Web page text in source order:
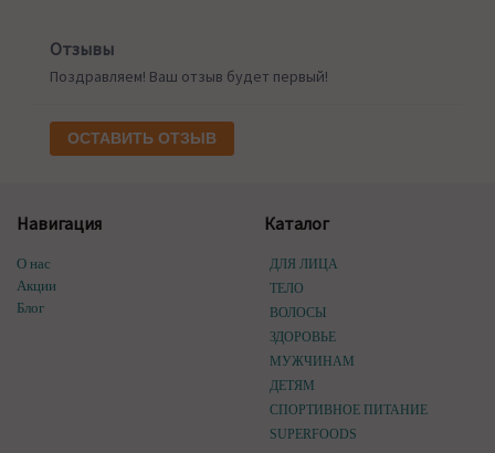
Отзывы
Поздравляем! Ваш отзыв будет первый!
ОСТАВИТЬ ОТЗЫВ
Навигация
О нас
Акции
Блог
Каталог
ДЛЯ ЛИЦА
ТЕЛО
ВОЛОСЫ
ЗДОРОВЬЕ
МУЖЧИНАМ
ДЕТЯМ
СПОРТИВНОЕ ПИТАНИЕ
SUPERFOODS